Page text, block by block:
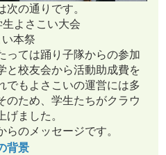
の通りです。
よさこい大会
本祭
っては踊り子隊からの参加
と校友会から活動助成費を
でもよさこいの運営には多
のため、学生たちがクラウ
ました。
のメッセージです。
背景